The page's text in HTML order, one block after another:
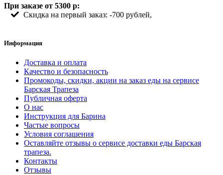
При заказе от 5300 р:
Скидка на первый заказ: -700 рублей,
Информация
Доставка и оплата
Качество и безопасность
Промокоды, скидки, акции на заказ еды на сервисе
Барская Трапеза
Публичная оферта
О нас
Инструкция для Барина
Частые вопросы
Условия соглашения
Оставляйте отзывы о сервисе доставки еды Барская
трапеза.
Контакты
Отзывы